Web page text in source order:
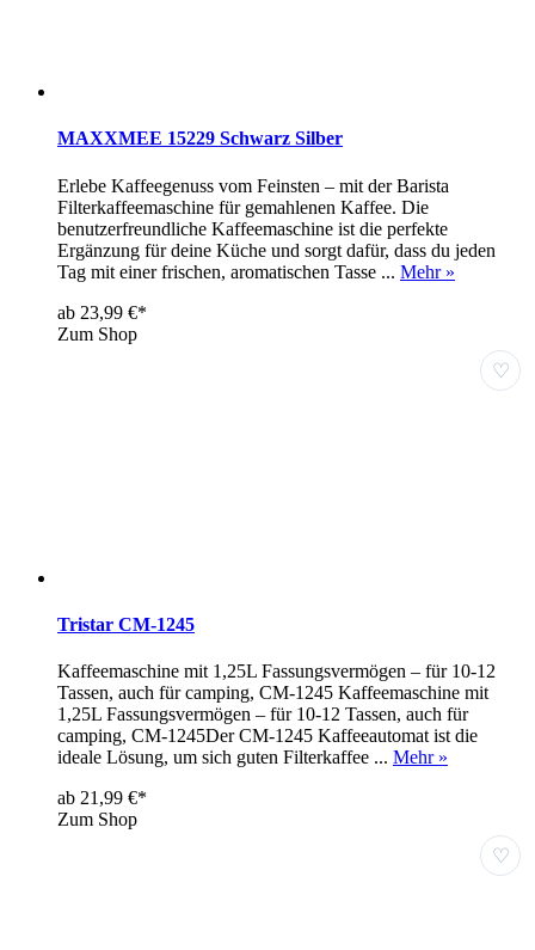
MAXXMEE 15229 Schwarz Silber
Erlebe Kaffeegenuss vom Feinsten – mit der Barista
Filterkaffeemaschine für gemahlenen Kaffee. Die
benutzerfreundliche Kaffeemaschine ist die perfekte
Ergänzung für deine Küche und sorgt dafür, dass du jeden
Tag mit einer frischen, aromatischen Tasse ... Mehr »
ab 23,99 €*
Zum Shop
♡
Tristar CM-1245
Kaffeemaschine mit 1,25L Fassungsvermögen – für 10-12
Tassen, auch für camping, CM-1245 Kaffeemaschine mit
1,25L Fassungsvermögen – für 10-12 Tassen, auch für
camping, CM-1245Der CM-1245 Kaffeeautomat ist die
ideale Lösung, um sich guten Filterkaffee ... Mehr »
ab 21,99 €*
Zum Shop
♡